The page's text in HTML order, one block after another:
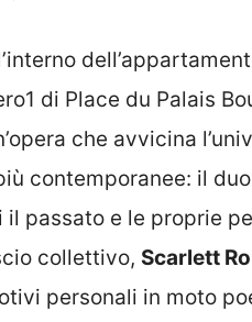
di Place du Palais
che avvicina
contemporanee: il
passato e le proprie
collettivo, Scarlett
personali in moto